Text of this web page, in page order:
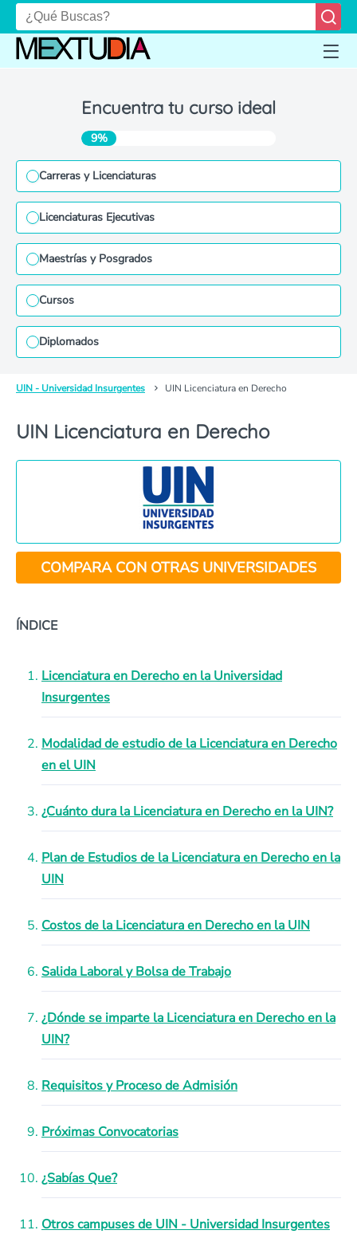
Encuentra tu curso ideal
9%
Carreras y Licenciaturas
Licenciaturas Ejecutivas
Maestrías y Posgrados
Cursos
Diplomados
UIN - Universidad Insurgentes UIN Licenciatura en Derecho
UIN Licenciatura en Derecho
COMPARA CON OTRAS UNIVERSIDADES
ÍNDICE
Licenciatura en Derecho en la Universidad
Insurgentes
Modalidad de estudio de la Licenciatura en Derecho
en el UIN
¿Cuánto dura la Licenciatura en Derecho en la UIN?
Plan de Estudios de la Licenciatura en Derecho en la
UIN
Costos de la Licenciatura en Derecho en la UIN
Salida Laboral y Bolsa de Trabajo
¿Dónde se imparte la Licenciatura en Derecho en la
UIN?
Requisitos y Proceso de Admisión
Próximas Convocatorias
¿Sabías Que?
Otros campuses de UIN - Universidad Insurgentes